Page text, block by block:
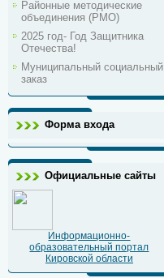
Районные методические
объединения (РМО)
2025 год- Год Защитника
Отечества!
Муниципальный социальный
заказ
Форма входа
Официальные сайты
Информационно-
образовательный портал
Кировской области